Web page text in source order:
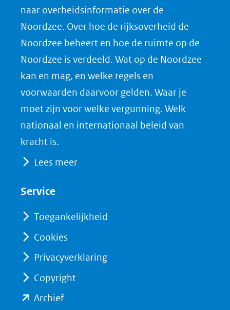
naar overheidsinformatie over de
Noordzee. Over hoe de rijksoverheid de
Noordzee beheert en hoe de ruimte op de
Noordzee is verdeeld. Wat op de Noordzee
kan en mag, en welke regels en
voorwaarden daarvoor gelden. Waar je
moet zijn voor welke vergunning. Welk
nationaal en internationaal beleid van
kracht is.
Lees meer
Service
Toegankelijkheid
Cookies
Privacyverklaring
Copyright
Archief(opent